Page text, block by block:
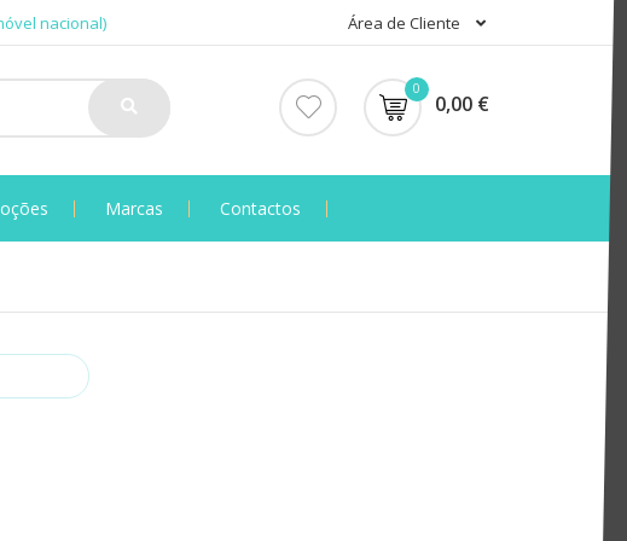
nacional) Área de Cliente
0
0,00 €
Marcas Contactos